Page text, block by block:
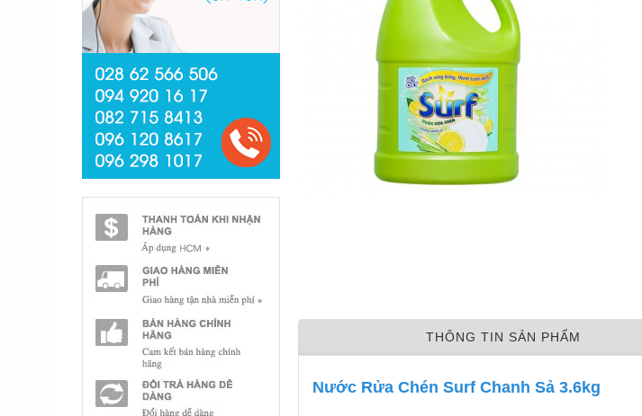
THÔNG TIN SẢN PHẨM
Nước Rửa Chén Surf Chanh Sả 3.6kg